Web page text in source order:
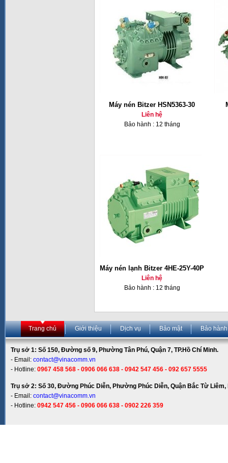
Máy nén Bitzer HSN5363-30
Liên hệ
Bảo hành : 12 tháng
Máy nén lạnh Bitzer 4HE-25Y-40P
Liên hệ
Bảo hành : 12 tháng
Trang chủ Giới thiệu Dịch vụ Bảo mật Bảo hành
Trụ sở 1: Số 150, Đường số 9, Phường Tân Phú, Quận 7, TP.Hồ Chí Minh.
- Email: contact@vinacomm.vn
- Hotline: 0967 458 568 - 0906 066 638 - 0942 547 456 - 092 657 5555
Trụ sở 2: Số 30, Đường Phúc Diễn, Phường Phúc Diễn, Quận Bắc Từ Liêm,
- Email: contact@vinacomm.vn
- Hotline: 0942 547 456 - 0906 066 638 - 0902 226 359